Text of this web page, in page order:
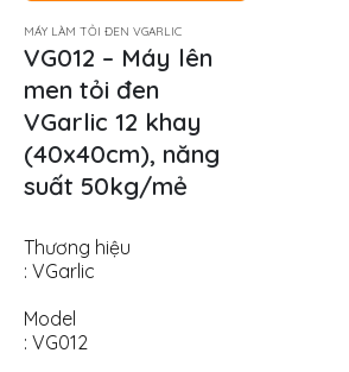
MÁY LÀM TỎI ĐEN VGARLIC
VG012 – Máy lên
men tỏi đen
VGarlic 12 khay
(40x40cm), năng
suất 50kg/mẻ
Thương hiệu
: VGarlic
Model
: VG012